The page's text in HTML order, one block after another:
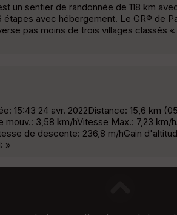
un sentier de randonnée de 118 km
étapes avec hébergement. Le GR® de
pas moins de trois villages classés
15:43 24 avr. 2022Distance: 15,6 km
3,58 km/hVitesse Max.: 7,23 km/
de descente: 236,8 m/hGain
»